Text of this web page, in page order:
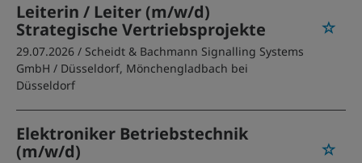
Leiterin / Leiter (m/w/d)
Strategische Vertriebsprojekte
29.07.2026 / Scheidt & Bachmann Signalling Systems
GmbH / Düsseldorf, Mönchengladbach bei
Düsseldorf
Elektroniker Betriebstechnik
(m/w/d)